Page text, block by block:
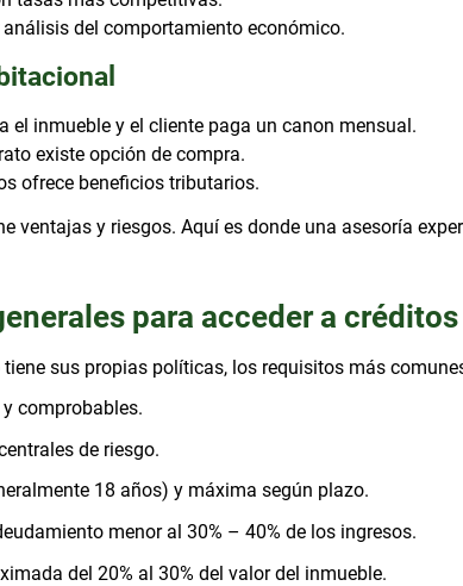
análisis del comportamiento económico.
el inmueble y el cliente paga un canon mensual.
existe opción de compra.
ofrece beneficios tributarios.
ventajas y riesgos. Aquí es donde una asesoría
para acceder a
sus propias políticas, los requisitos más
comprobables.
de riesgo.
18 años) y máxima según plazo.
menor al 30% – 40% de los ingresos.
del 20% al 30% del valor del inmueble.